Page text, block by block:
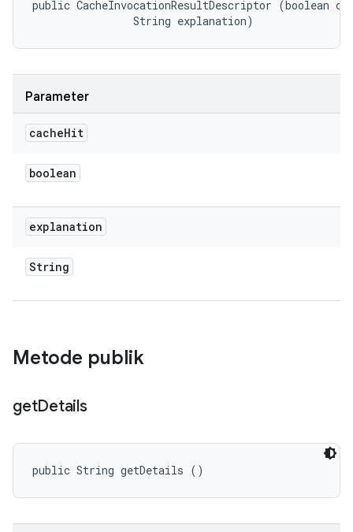
public CacheInvocationResultDescriptor (boolean
                String explanation)
Parameter
cacheHit
boolean
explanation
String
Metode publik
getDetails
public String getDetails ()